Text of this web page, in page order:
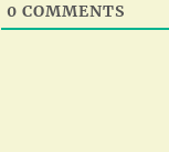
0 COMMENTS